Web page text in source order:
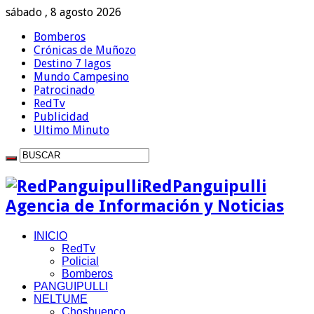
sábado , 8 agosto 2026
Bomberos
Crónicas de Muñozo
Destino 7 lagos
Mundo Campesino
Patrocinado
RedTv
Publicidad
Ultimo Minuto
RedPanguipulli
Agencia de Información y Noticias
INICIO
RedTv
Policial
Bomberos
PANGUIPULLI
NELTUME
Choshuenco